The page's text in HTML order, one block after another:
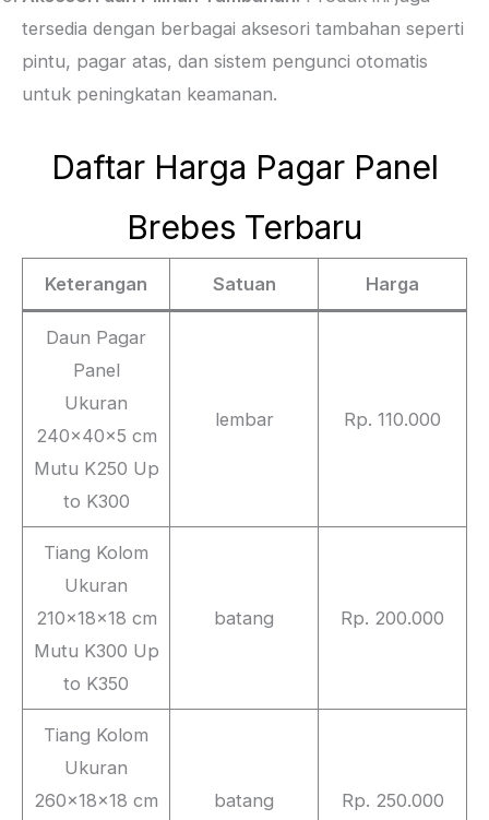
tersedia dengan berbagai aksesori tambahan seperti
pintu, pagar atas, dan sistem pengunci otomatis
untuk peningkatan keamanan.
Daftar Harga Pagar Panel
Brebes Terbaru
Keterangan Satuan Harga
Daun Pagar
Panel
Ukuran
240x40x5 cm
Mutu K250 Up
to K300
lembar Rp. 110.000
Tiang Kolom
Ukuran
210x18x18 cm
Mutu K300 Up
to K350
batang Rp. 200.000
Tiang Kolom
Ukuran
260x18x18 cm
batang Rp. 250.000